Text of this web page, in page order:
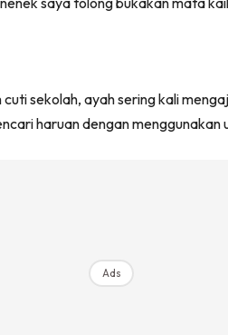
sekolah, ayah sering kali
haruan dengan menggunakan
Ads